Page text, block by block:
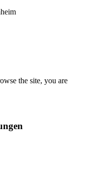
the site, you are